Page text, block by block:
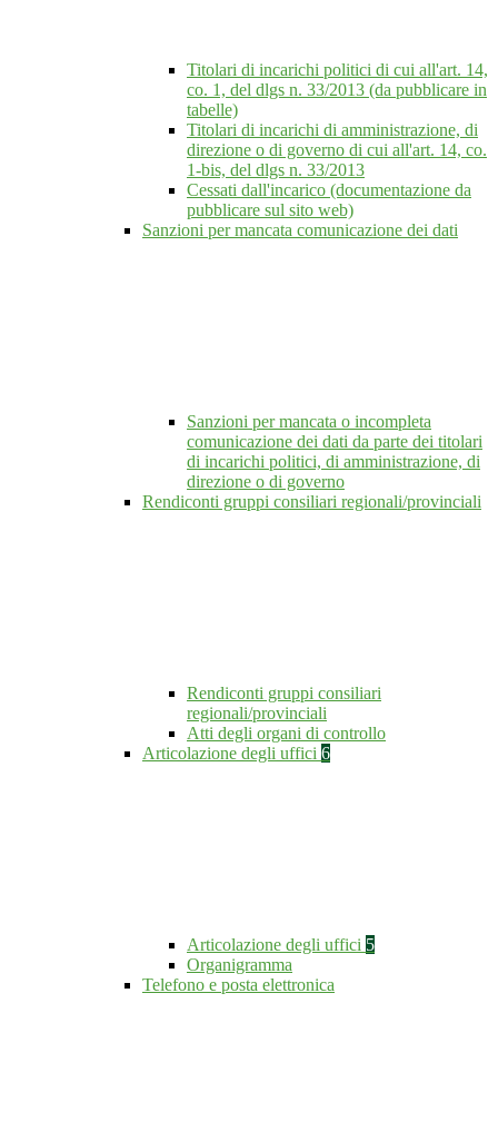
Titolari di incarichi politici di cui all'art. 14,
co. 1, del dlgs n. 33/2013 (da pubblicare in
tabelle)
Titolari di incarichi di amministrazione, di
direzione o di governo di cui all'art. 14, co.
1-bis, del dlgs n. 33/2013
Cessati dall'incarico (documentazione da
pubblicare sul sito web)
Sanzioni per mancata comunicazione dei dati
Sanzioni per mancata o incompleta
comunicazione dei dati da parte dei titolari
di incarichi politici, di amministrazione, di
direzione o di governo
Rendiconti gruppi consiliari regionali/provinciali
Rendiconti gruppi consiliari
regionali/provinciali
Atti degli organi di controllo
Articolazione degli uffici 6
Articolazione degli uffici 5
Organigramma
Telefono e posta elettronica